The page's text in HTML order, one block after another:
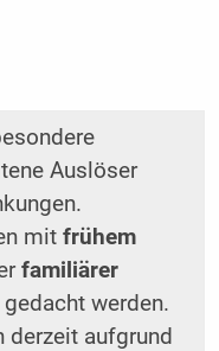
Auslöser
mit frühem
familiärer
werden.
derzeit aufgrund